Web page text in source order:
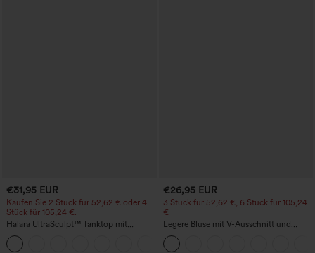
€31,95 EUR
Kaufen Sie 2 Stück für 52,62 € oder 4
Stück für 105,24 €.
Halara UltraSculpt™ Tanktop mit
Rundhalsausschnitt und
geschwungenem Saum
€26,95 EUR
3 Stück für 52,62 €, 6 Stück für 105,24
€
Legere Bluse mit V-Ausschnitt und
kurzen Puffärmeln